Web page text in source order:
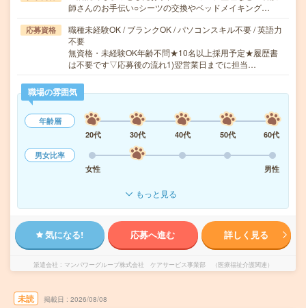
師さんのお手伝い○シーツの交換やベッドメイキング…
応募資格
職種未経験OK / ブランクOK / パソコンスキル不要 / 英語力
不要
無資格・未経験OK年齢不問★10名以上採用予定★履歴書
は不要です▽応募後の流れ1)翌営業日までに担当…
職場の雰囲気
年齢層
20代
30代 40代 50代
60代
男女比率
女性
男性
もっと見る
気になる! 応募へ進む 詳しく見る
派遣会社 マンパワーグループ株式会社 ケアサービス事業部 （医療福祉介護関連）
未読 掲載日 2026/08/08